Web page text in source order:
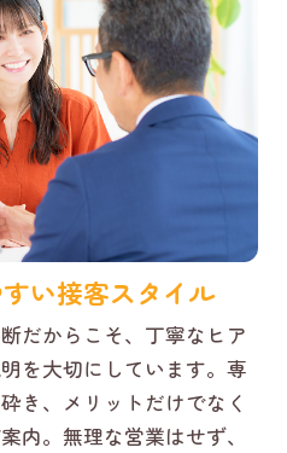
い接客スタイル
だからこそ、丁寧なヒア
を大切にしています。専
き、メリットだけでなく
内。無理な営業はせず、